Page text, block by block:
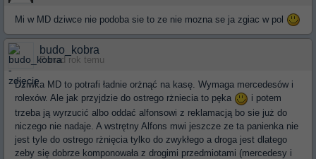
Mi w MD dziwce nie podoba sie to ze nie mozna se ja zgiac w pol
budo_kobra
Ponad rok temu
Dziwka MD to potrafi ładnie orżnąć na kasę. Wymaga mercedesów i
rolexów. Ale jak przyjdzie do ostrego rżniecia to pęka
i potem
trzeba ją wyrzucić albo oddać alfonsowi z reklamacją bo sie już do
niczego nie nadaje. A wstrętny Alfons mwi jeszcze ze ta panienka nie
jest tyle do ostrego rżnięcia tylko do zwykłego a droga jest dlatego
zeby się dobrze komponowała z drogimi przedmiotami (mercedesy i